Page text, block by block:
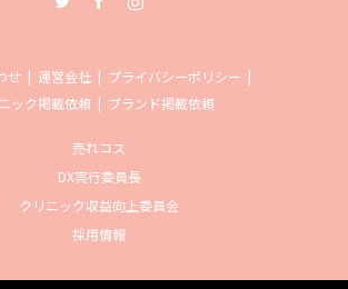
せ 運営会社
プライバシーポリシー
ック掲載依頼
ブランド掲載依頼
売れコス
DX実行委員長
クリニック収益向上委員会
採用情報